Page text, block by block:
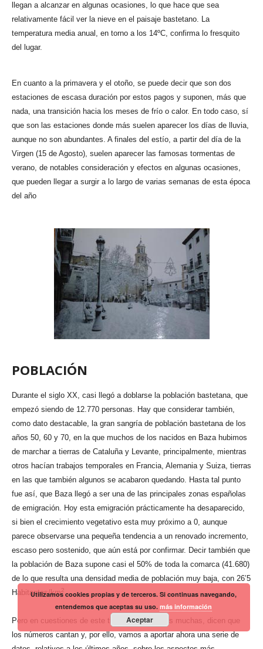
llegan a alcanzar en algunas ocasiones, lo que hace que sea
relativamente fácil ver la nieve en el paisaje bastetano. La
temperatura media anual, en torno a los 14ºC, confirma lo fresquito
del lugar.
En cuanto a la primavera y el otoño, se puede decir que son dos
estaciones de escasa duración por estos pagos y suponen, más que
nada, una transición hacia los meses de frío o calor. En todo caso, sí
que son las estaciones donde más suelen aparecer los días de lluvia,
aunque no son abundantes. A finales del estío, a partir del día de la
Virgen (15 de Agosto), suelen aparecer las famosas tormentas de
verano, de notables consideración y efectos en algunas ocasiones,
que pueden llegar a surgir a lo largo de varias semanas de esta época
del año
POBLACIÓN
Durante el siglo XX, casi llegó a doblarse la población bastetana, que
empezó siendo de 12.770 personas. Hay que considerar también,
como dato destacable, la gran sangría de población bastetana de los
años 50, 60 y 70, en la que muchos de los nacidos en Baza hubimos
de marchar a tierras de Cataluña y Levante, principalmente, mientras
otros hacían trabajos temporales en Francia, Alemania y Suiza, tierras
en las que también algunos se acabaron quedando. Hasta tal punto
fue así, que Baza llegó a ser una de las principales zonas españolas
de emigración. Hoy esta emigración prácticamente ha desaparecido,
si bien el crecimiento vegetativo esta muy próximo a 0, aunque
parece observarse una pequeña tendencia a un renovado incremento,
escaso pero sostenido, que aún está por confirmar. Decir también que
la población de Baza supone casi el 50% de toda la comarca (41.680)
de lo que resulta una densidad media de población muy baja, con 26’5
Habitantes/km2.
Pero en cuestiones de este tipo, como en otras muchas, dicen que
los números cantan y, por ello, vamos a aportar ahora una serie de
Utilizamos cookies propias y de terceros. Si continuas navegando,
entendemos que aceptas su uso.más información
Aceptar